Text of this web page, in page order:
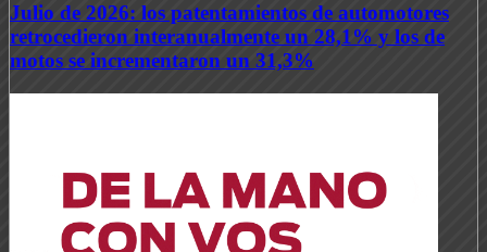
Julio de 2026: los patentamientos de automotores
retrocedieron interanualmente un 28,1% y los de
motos se incrementaron un 31,3%